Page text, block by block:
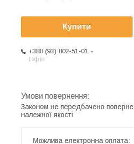
Купити
+380 (93) 802-51-01
Офіс
Законом не передбачено
належної якості